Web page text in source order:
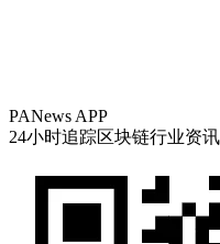
PANews APP
24小时追踪区块链行业资